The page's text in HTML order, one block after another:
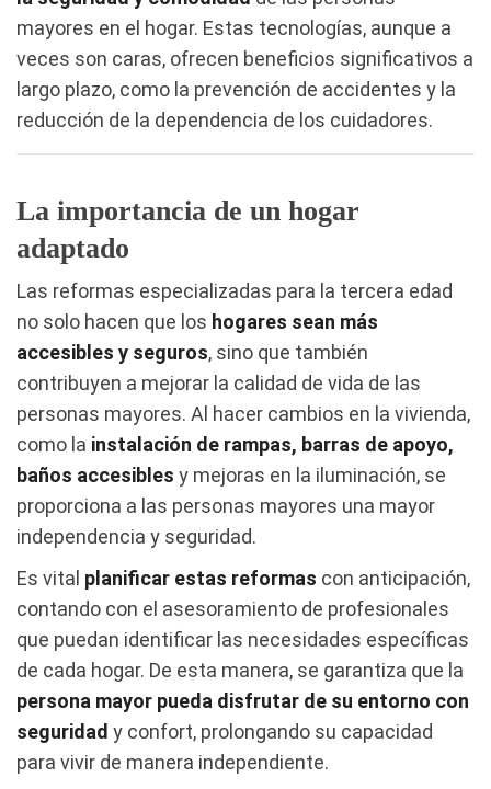
mayores en el hogar. Estas tecnologías, aunque a
veces son caras, ofrecen beneficios significativos a
largo plazo, como la prevención de accidentes y la
reducción de la dependencia de los cuidadores.
La importancia de un hogar
adaptado
Las reformas especializadas para la tercera edad
no solo hacen que los hogares sean más
accesibles y seguros, sino que también
contribuyen a mejorar la calidad de vida de las
personas mayores. Al hacer cambios en la vivienda,
como la instalación de rampas, barras de apoyo,
baños accesibles y mejoras en la iluminación, se
proporciona a las personas mayores una mayor
independencia y seguridad.
Es vital planificar estas reformas con anticipación,
contando con el asesoramiento de profesionales
que puedan identificar las necesidades específicas
de cada hogar. De esta manera, se garantiza que la
persona mayor pueda disfrutar de su entorno con
seguridad y confort, prolongando su capacidad
para vivir de manera independiente.